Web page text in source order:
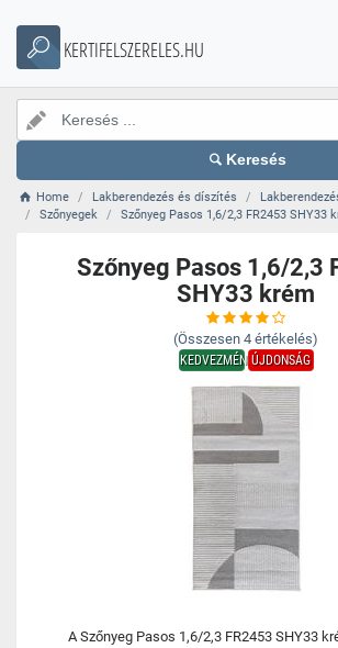
KERTIFELSZERELES.HU
Keresés
Home Lakberendezés és díszítés
Szőnyegek
Szőnyeg Pasos 1,6/2,3 FR2453 SHY33
Szőnyeg Pasos 1,6/2,3
SHY33 krém
(Összesen 4 értékelés)
KEDVEZMÉNYÚJDONSÁG
A Szőnyeg Pasos 1,6/2,3 FR2453 SHY33